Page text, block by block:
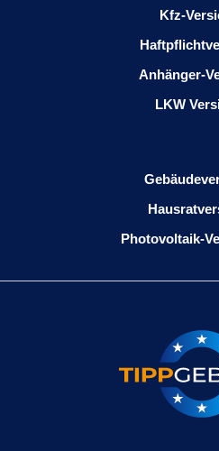
Kfz-
Anhänger-
LKW
Photovoltaik-